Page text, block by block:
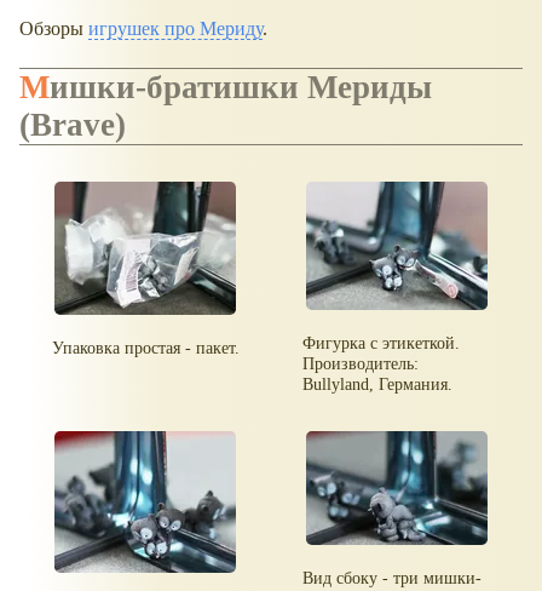
Обзоры игрушек про Мериду.
Мишки-братишки Мериды
(Brave)
Упаковка простая - пакет.
Фигурка с этикеткой.
Производитель:
Bullyland, Германия.
Вид сбоку - три мишки-